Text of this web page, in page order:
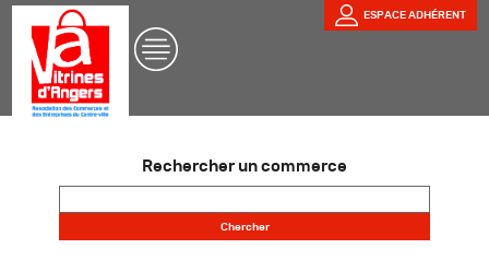
ESPACE ADHÉRENT
Rechercher un commerce